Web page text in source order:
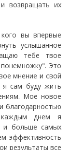
возвращать их
вы впервые
услышанное
тебе твое
Это
мнение и свой
сам буду жить
Мое новое
благодарностью
днем я
и больше самых
эффективность
результаты все